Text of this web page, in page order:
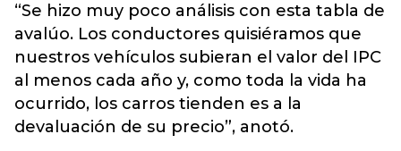
“Se hizo muy poco análisis con esta tabla de
avalúo. Los conductores quisiéramos que
nuestros vehículos subieran el valor del IPC
al menos cada año y, como toda la vida ha
ocurrido, los carros tienden es a la
devaluación de su precio”, anotó.